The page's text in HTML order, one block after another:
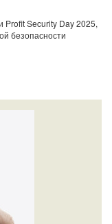
Security Day 2025,
безопасности